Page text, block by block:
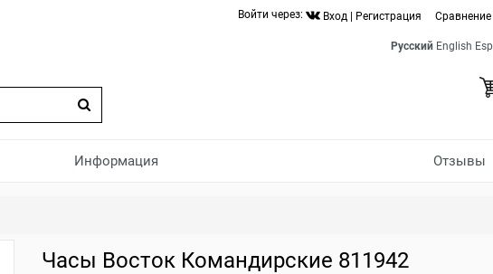
Войти через: Вход Регистрация
Русский English
Информация Отзывы
Часы Восток Командирские 811942